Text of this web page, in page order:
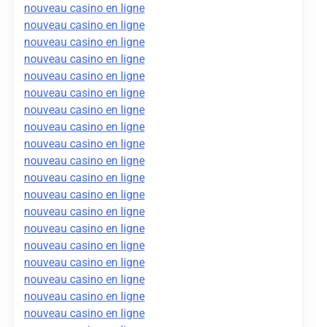
nouveau casino en ligne
nouveau casino en ligne
nouveau casino en ligne
nouveau casino en ligne
nouveau casino en ligne
nouveau casino en ligne
nouveau casino en ligne
nouveau casino en ligne
nouveau casino en ligne
nouveau casino en ligne
nouveau casino en ligne
nouveau casino en ligne
nouveau casino en ligne
nouveau casino en ligne
nouveau casino en ligne
nouveau casino en ligne
nouveau casino en ligne
nouveau casino en ligne
nouveau casino en ligne